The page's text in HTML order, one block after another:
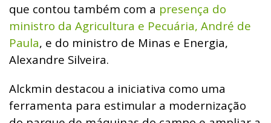
que contou também com a presença do
ministro da Agricultura e Pecuária, André de
Paula, e do ministro de Minas e Energia,
Alexandre Silveira.
Alckmin destacou a iniciativa como uma
ferramenta para estimular a modernização